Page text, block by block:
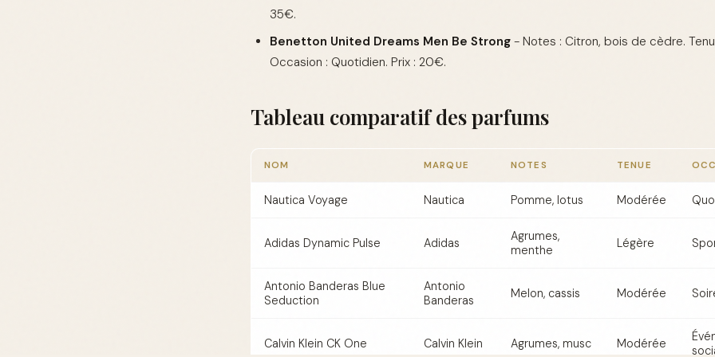
35€.
Benetton United Dreams Men Be Strong - Notes : Citron, bois de cèdre.
Occasion : Quotidien. Prix : 20€.
Tableau comparatif des parfums
NOM MARQUE NOTES TENUE
Nautica Voyage Nautica Pomme, lotus Modérée
Adidas Dynamic Pulse Adidas
Agrumes,
menthe
Légère
Antonio Banderas Blue
Seduction
Antonio
Banderas
Melon, cassis Modérée
Calvin Klein CK One Calvin Klein Agrumes, musc Modérée